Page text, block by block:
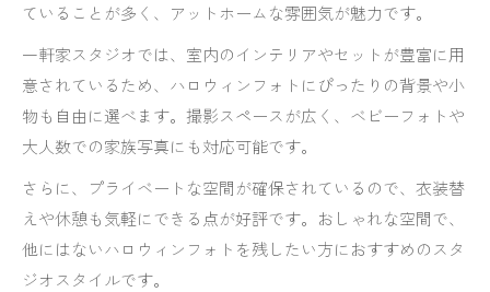
ていることが多く、アットホームな雰囲気が魅力です。
一軒家スタジオでは、室内のインテリアやセットが豊富に用
意されているため、ハロウィンフォトにぴったりの背景や小
物も自由に選べます。撮影スペースが広く、ベビーフォトや
大人数での家族写真にも対応可能です。
さらに、プライベートな空間が確保されているので、衣装替
えや休憩も気軽にできる点が好評です。おしゃれな空間で、
他にはないハロウィンフォトを残したい方におすすめのスタ
ジオスタイルです。